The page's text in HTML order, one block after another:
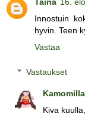
Taina 16.
Innostuin
hyvin. Teen
Vastaa
Vastaukset
Kamomilla
Kiva